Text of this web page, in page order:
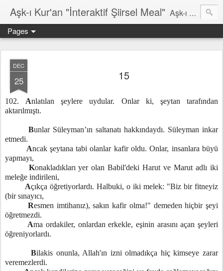
Aşk-ı Kur'an "İnteraktif Şiirsel Meal" Aşk-ı Kur'an; Orjinali, devrin tüm şiirlerini ortadan kaldırıp, kendine özgün şiirsel ahengiyle, tahta oturan Kur'an'ı Kerim'dir. Bu çalışma ise şiir tadında, ama şiir olduğu iddaa edilmeyen özgün bir mealidir. Şiir, şairin kendine göre hissettiği, şiir okuyucunun da kendine göre haz aldığı özgün bir duygusal bütünlüktür. İnteraktif Kuran'ı Kerim Meali, işiten herkese kendine has ruhsal bir bütünlük verir.
Pages
DEC
25 15
102. Anlatılan şeylere uydular. Onlar ki, şeytan tarafından
aktarılmıştı.
Bunlar Süleyman’ın saltanatı hakkındaydı. Süleyman inkar
etmedi.
Ancak şeytana tabi olanlar kafir oldu. Onlar, insanlara büyü
yapmayı,
Konakladıkları yer olan Babil'deki Harut ve Marut adlı iki
meleğe indirileni,
Açıkça öğretiyorlardı. Halbuki, o iki melek: "Biz bir fitneyiz
(bir sınayıcı,
Resmen imtihanız), sakın kafir olma!" demeden hiçbir şeyi
öğretmezdi.
Ama ordakiler, onlardan erkekle, eşinin arasını açan şeyleri
öğreniyorlardı.
Bilakis onunla, Allah'ın izni olmadıkça hiç kimseye zarar
veremezlerdi.